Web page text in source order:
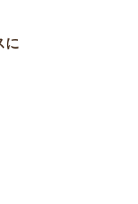
に